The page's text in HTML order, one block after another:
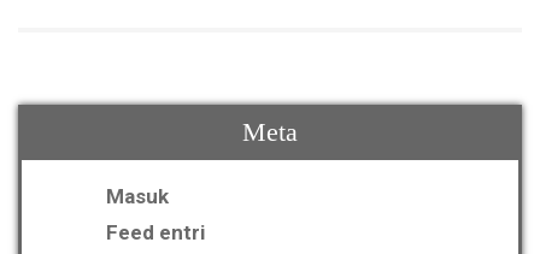
Meta
Masuk
Feed entri